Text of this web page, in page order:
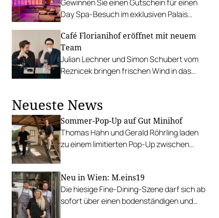
Gewinnen Sie einen Gutschein für einen
Day Spa-Besuch im exklusiven Palais
Café Florianihof eröffnet mit neuem
Team
Julian Lechner und Simon Schubert vom
Reznicek bringen frischen Wind in das
Neueste News
Sommer-Pop-Up auf Gut Minihof
Thomas Hahn und Gerald Röhrling laden
zu einem limitierten Pop-Up zwischen
Neu in Wien: M.eins19
Die hiesige Fine-Dining-Szene darf sich ab
sofort über einen bodenständigen und